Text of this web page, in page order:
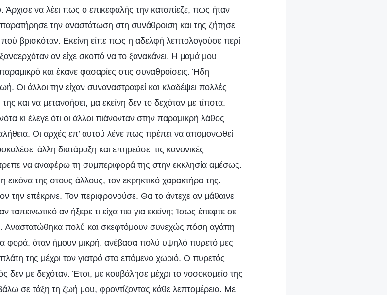
Άρχισε να λέει πως ο επικεφαλής την καταπίεζε, πως ήταν
την αναστάτωση στη συνάθροιση και της ζήτησε
βρισκόταν. Εκείνη είπε πως η αδελφή λεπτολογούσε περί
αν είχε σκοπό να το ξανακάνει. Η μαμά μου
και έκανε φασαρίες στις συναθροίσεις. Ήδη
Οι άλλοι την είχαν συναναστραφεί και κλαδέψει πολλές
και να μετανοήσει, μα εκείνη δεν το δεχόταν με τίποτα.
κι έλεγε ότι οι άλλοι πιάνονταν στην παραμικρή λάθος
Οι αρχές επ’ αυτού λένε πως πρέπει να απομονωθεί
άλλη διατάραξη και επηρεάσει τις κανονικές
να αναφέρω τη συμπεριφορά της στην εκκλησία αμέσως.
της στους άλλους, τον εκρηκτικό χαρακτήρα της.
την επέκρινε. Τον περιφρονούσε. Θα το άντεχε αν μάθαινε
ταπεινωτικό αν ήξερε τι είχα πει για εκείνη; Ίσως έπεφτε σε
Αναστατώθηκα πολύ και σκεφτόμουν συνεχώς πόση αγάπη
φορά, όταν ήμουν μικρή, ανέβασα πολύ υψηλό πυρετό μες
της μέχρι τον γιατρό στο επόμενο χωριό. Ο πυρετός
δεν με δεχόταν. Έτσι, με κουβάλησε μέχρι το νοσοκομείο της
σε τάξη τη ζωή μου, φροντίζοντας κάθε λεπτομέρεια. Με